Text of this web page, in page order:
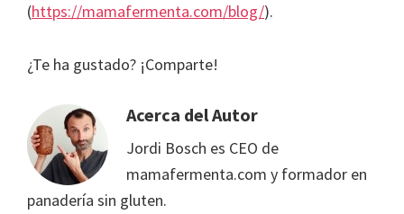
(https://mamafermenta.com/blog/).
¿Te ha gustado? ¡Comparte!
Acerca del Autor
Jordi Bosch es CEO de
mamafermenta.com y formador en
panadería sin gluten.